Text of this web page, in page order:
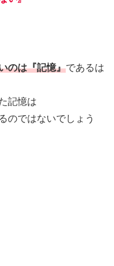
のは『記憶』であるは
記憶は
のではないでしょう